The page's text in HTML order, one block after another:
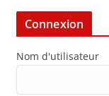
Connexion
Nom d'utilisateur